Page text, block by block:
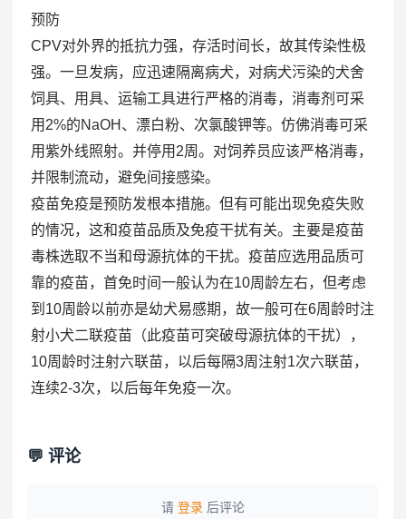
预防
CPV对外界的抵抗力强，存活时间长，故其传染性极
强。一旦发病，应迅速隔离病犬，对病犬污染的犬舍
饲具、用具、运输工具进行严格的消毒，消毒剂可采
用2%的NaOH、漂白粉、次氯酸钾等。仿佛消毒可采
用紫外线照射。并停用2周。对饲养员应该严格消毒，
并限制流动，避免间接感染。
疫苗免疫是预防发根本措施。但有可能出现免疫失败
的情况，这和疫苗品质及免疫干扰有关。主要是疫苗
毒株选取不当和母源抗体的干扰。疫苗应选用品质可
靠的疫苗，首免时间一般认为在10周龄左右，但考虑
到10周龄以前亦是幼犬易感期，故一般可在6周龄时注
射小犬二联疫苗（此疫苗可突破母源抗体的干扰），
10周龄时注射六联苗，以后每隔3周注射1次六联苗，
连续2-3次，以后每年免疫一次。
💬 评论
请 登录 后评论